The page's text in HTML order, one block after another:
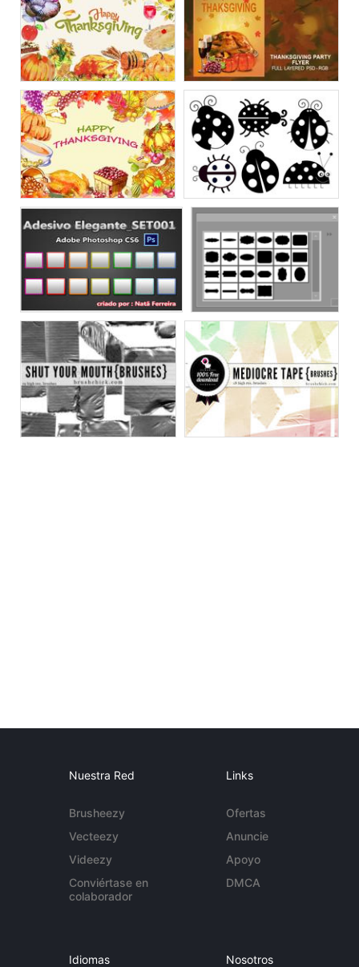
Nuestra Red
Brusheezy
Vecteezy
Videezy
Conviértase en
colaborador
Links
Ofertas
Anuncie
Apoyo
DMCA
Idiomas Nosotros